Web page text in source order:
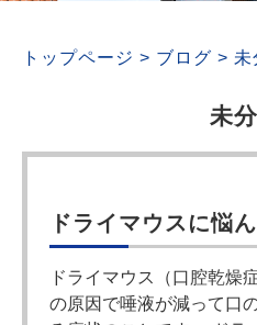
トップページ > ブログ > 未
未
ドライマウスに悩
ドライマウス（口腔乾燥
の原因で唾液が減って口